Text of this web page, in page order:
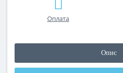
Оплата
Опис